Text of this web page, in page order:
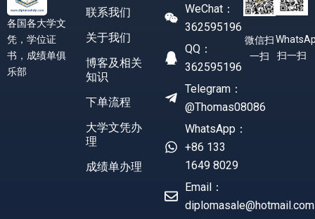
各国各大学文
凭，学位证
书，成绩单俱
乐部
联系我们
关于我们
博客及相关
知识
下单流程
大学文凭办
理
成绩单办理
WeChat：
362595196
QQ：
362595196
Telegram：
@Thomas08086
WhatsApp：
+86 133
1649 8029
Email：
diplomasale@hotmail.com
微信扫
一扫
扫一扫